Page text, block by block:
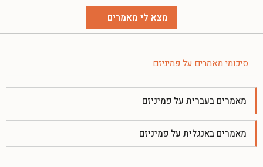
סיכומי מאמרים על פמיניזם
מאמרים בעברית על פמיניזם
מאמרים באנגלית על פמיניזם